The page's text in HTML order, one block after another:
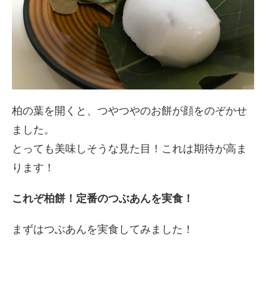
柏の葉を開くと、つやつやのお餅が顔をのぞかせ
ました。
とっても美味しそうな見た目！これは期待が高ま
ります！
これぞ柏餅！定番のつぶあんを実食！
まずはつぶあんを実食してみました！